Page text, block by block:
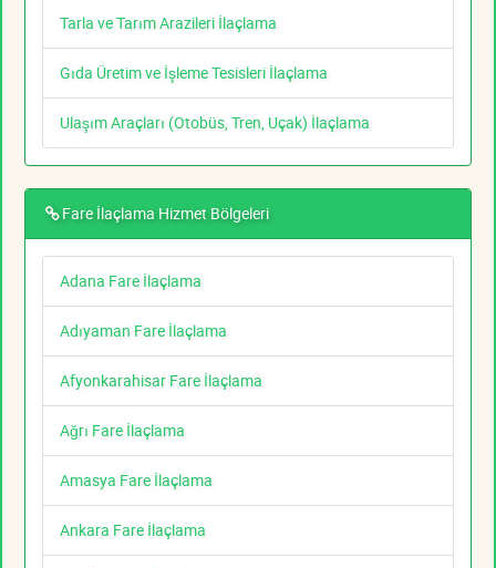
Tarla ve Tarım Arazileri İlaçlama
Gıda Üretim ve İşleme Tesisleri İlaçlama
Ulaşım Araçları (Otobüs, Tren, Uçak) İlaçlama
Fare İlaçlama Hizmet Bölgeleri
Adana Fare İlaçlama
Adıyaman Fare İlaçlama
Afyonkarahisar Fare İlaçlama
Ağrı Fare İlaçlama
Amasya Fare İlaçlama
Ankara Fare İlaçlama